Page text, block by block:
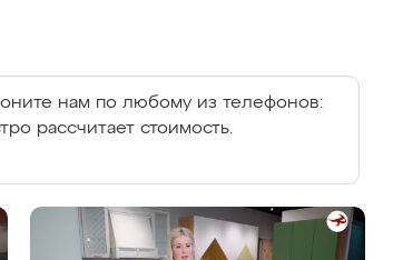
нам по любому из телефонов:
рассчитает стоимость.